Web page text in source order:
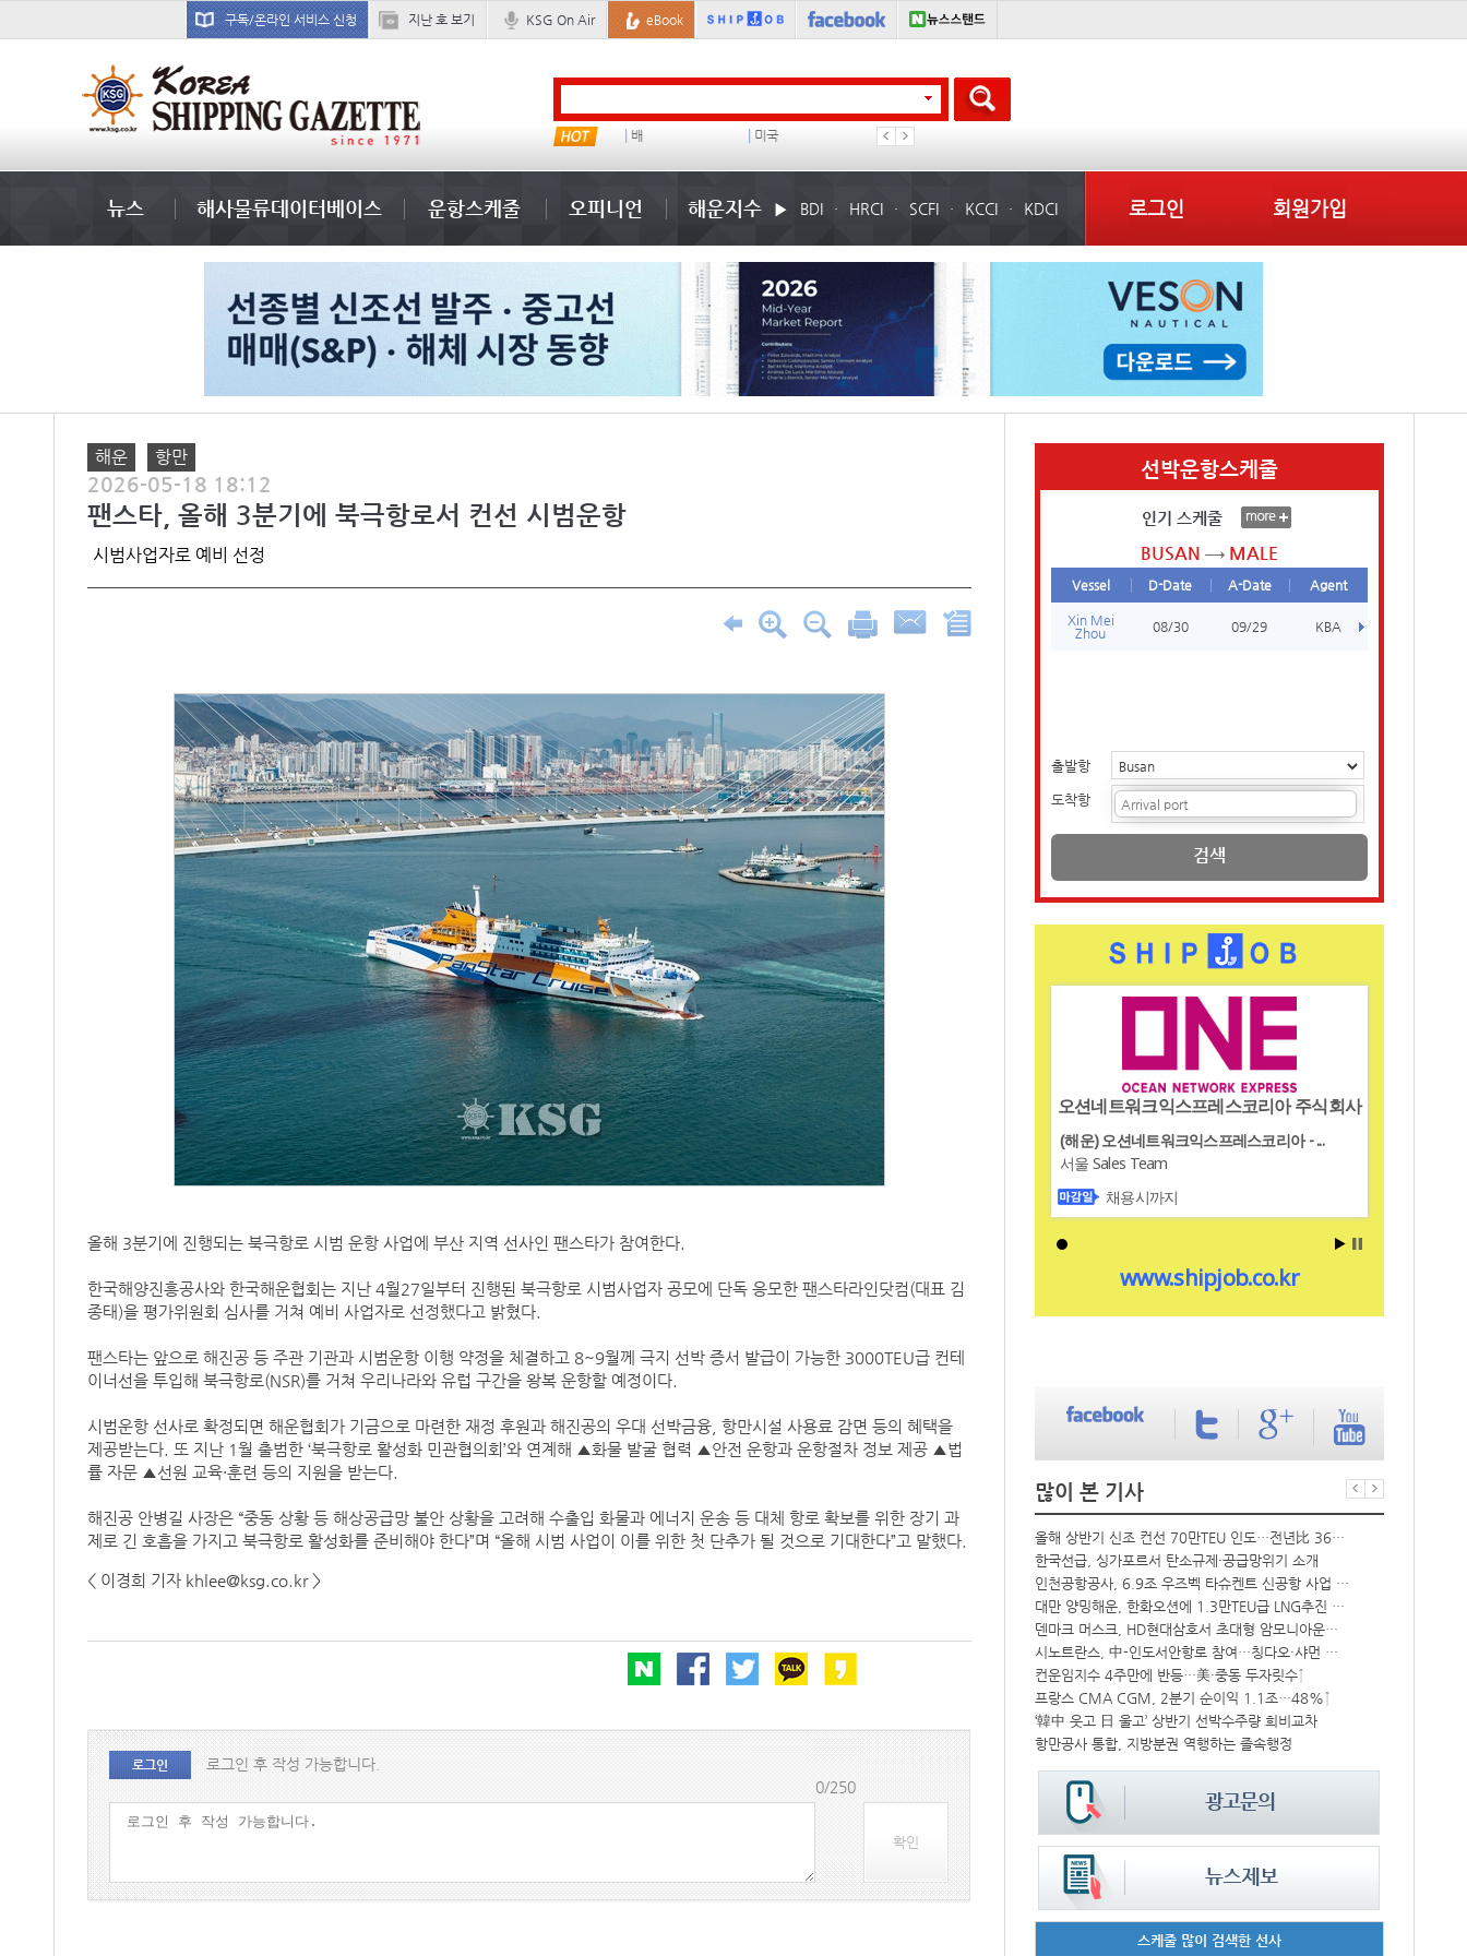
구독/온라인 서비스 신청 지난 호 보기 KSG On Air eBook
부산신항 이란 mou 배 미국 경상이익
뉴스 해사물류데이터베이스 운항스케줄 오피니언 해운지수 BDI HRCI SCFI KCCI KDCI 로그인 회원가입
해운 항만
2026-05-18 18:12
팬스타, 올해 3분기에 북극항로서 컨선 시범운항
시범사업자로 예비 선정
올해 3분기에 진행되는 북극항로 시범 운항 사업에 부산 지역 선사인 팬스타가 참여한다.
한국해양진흥공사와 한국해운협회는 지난 4월27일부터 진행된 북극항로 시범사업자 공모에 단독 응모한 팬스타라인닷컴(대표 김
종태)을 평가위원회 심사를 거쳐 예비 사업자로 선정했다고 밝혔다.
팬스타는 앞으로 해진공 등 주관 기관과 시범운항 이행 약정을 체결하고 8~9월께 극지 선박 증서 발급이 가능한 3000TEU급 컨테
이너선을 투입해 북극항로(NSR)를 거쳐 우리나라와 유럽 구간을 왕복 운항할 예정이다.
시범운항 선사로 확정되면 해운협회가 기금으로 마련한 재정 후원과 해진공의 우대 선박금융, 항만시설 사용료 감면 등의 혜택을
제공받는다. 또 지난 1월 출범한 ‘북극항로 활성화 민관협의회’와 연계해 ▲화물 발굴 협력 ▲안전 운항과 운항절차 정보 제공 ▲법
률 자문 ▲선원 교육·훈련 등의 지원을 받는다.
해진공 안병길 사장은 “중동 상황 등 해상공급망 불안 상황을 고려해 수출입 화물과 에너지 운송 등 대체 항로 확보를 위한 장기 과
제로 긴 호흡을 가지고 북극항로 활성화를 준비해야 한다”며 “올해 시범 사업이 이를 위한 첫 단추가 될 것으로 기대한다”고 말했다.
< 이경희 기자 khlee@ksg.co.kr >
로그인
로그인 후 작성 가능합니다.
0/250
확인
선박운항스케줄
인기 스케줄
BUSAN MALE
Vessel D-Date A-Date Agent
Xin Mei
Zhou
08/30 09/29 KBA
출발항
도착항
검색
많이 본 기사
인사/ 해양수산부
올해 상반기 신조 컨선 70만TEU 인도…전년比 36% 감소
한국선급, 싱가포르서 탄소규제·공급망위기 소개
인천공항공사, 6.9조 우즈벡 타슈켄트 신공항 사업 참여
대만 양밍해운, 한화오션에 1.3만TEU급 LNG추진 컨선 6척 발주
덴마크 머스크, HD현대삼호서 초대형 암모니아운반선 인도받아
시노트란스, 中-인도서안항로 참여…칭다오·샤먼 직항
컨운임지수 4주만에 반등…美·중동 두자릿수↑
프랑스 CMA CGM, 2분기 순이익 1.1조…48%↑
‘韓中 웃고 日 울고’ 상반기 선박수주량 희비교차
항만공사 통합, 지방분권 역행하는 졸속행정
스케줄 많이 검색한 선사